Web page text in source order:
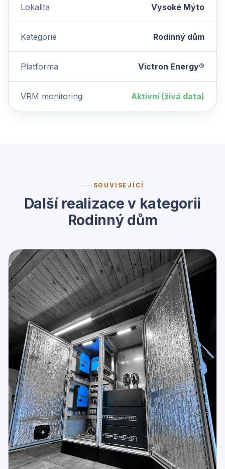
Lokalita Vysoké Mýto
Kategorie Rodinný dům
Platforma Victron Energy®
VRM monitoring Aktivní (živá data)
SOUVISEJÍCÍ
Další realizace v kategorii
Rodinný dům